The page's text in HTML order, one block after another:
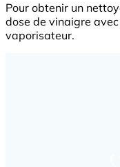
Pour obtenir un
dose de vinaigre
vaporisateur.